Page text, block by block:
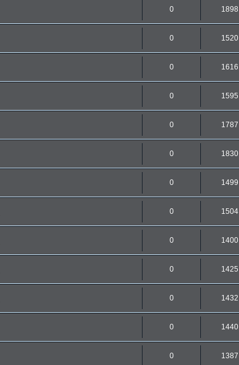
0 1898
0 1520
0 1616
0 1595
0 1787
0 1830
0 1499
0 1504
0 1400
0 1425
0 1432
0 1440
0 1387